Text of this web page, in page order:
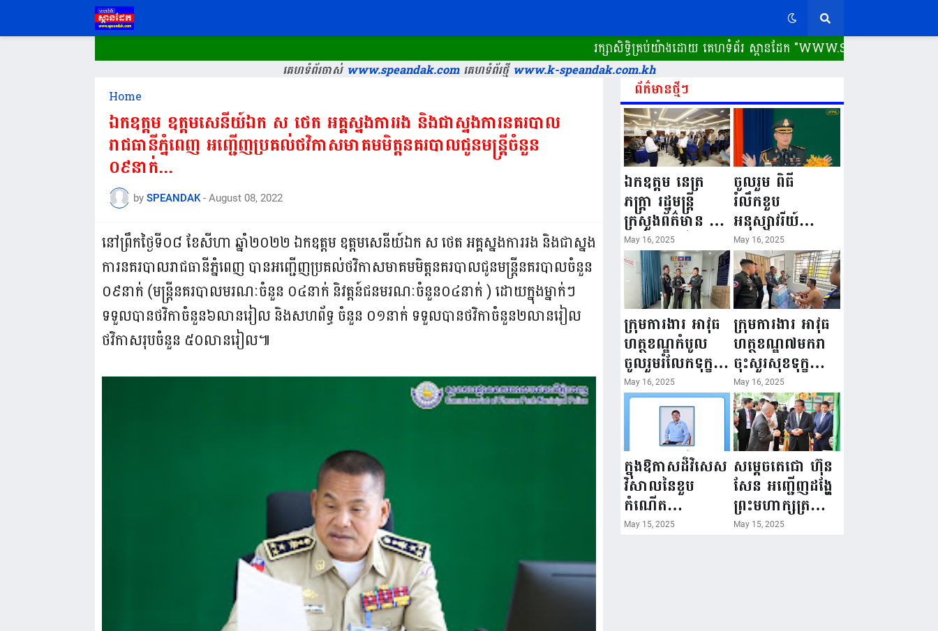
រក្សាសិទ្ធិគ្រប់យ៉ាងដោយ គេហទំព័រ ស្ពានដែក​
គេហទំព័រចាស់www.speandak.comគេហទំព័រថ្មីwww.k-speandak.com.kh
Home
ឯកឧត្តម ឧត្តមសេនីយ៍ឯក ស ថេត អគ្គស្នងការរង និងជាស្នងការនគរបាល
រាជធានីភ្នំពេញ​ អញ្ជើញប្រគល់ថវិកាសមាគមមិត្តនគរបាលជូនមន្ត្រីចំនួន​
០៩នាក់​...
by SPEANDAK - August 08, 2022
នៅព្រឹកថ្ងៃទី០៨ ខែសីហា ឆ្នាំ២០២២ ឯកឧត្តម ឧត្តមសេនីយ៍ឯក ស ថេត អគ្គស្នងការរង និងជាស្នង
ការនគរបាលរាជធានីភ្នំពេញ បានអញ្ជើញប្រគល់ថវិកាសមាគមមិត្តនគរបាលជូនមន្ត្រីនគរបាលចំនួន​
០៩នាក់​ (មន្ត្រីនគរបាលមរណៈចំនួន ០៤នាក់ និវត្តន៍ជនមរណៈចំនួន០៤នាក់ ) ដោយក្នុងម្នាក់ៗ
ទទួលបាន​ថវិកាចំនួន​៦លានរៀល និងសហព័ទ្ធ ចំនួន ០១នាក់ ​ទទួលបាន​ថវិកាចំនួន​២លានរៀល
ថវិកាសរុបចំនួន ៥០លានរៀល​៕
ព័ត៌មានថ្មីៗ
ឯកឧត្តម នេត្រ
ភក្ត្រា រដ្ឋមន្ត្រី
ក្រសួងព័ត៌មាន នៅ
រសៀលថ្ងៃទី១៦ ខែ
ឧសភា
ឆ្នាំ២០២៥នេះ
បានអញ្ជើញចុះធ្វើ
ជំរឿនថ្នាក់ដឹកនាំ
មន្ត្រីរាជការស៉ីវិល
នៃក្រសួងព័ត៌មាន...
May 16, 2025
ចូលរួម ពិធី
រំលឹកខួប
អនុស្សាវរីយ៍
លើកទី៨០ ថ្ងៃ
កំណើតនគរបាល
ជាតិកម្ពុជា “១៦
ឧសភា ១៩៤៥ ~
១៦ ឧសភា
២០២៥”...
May 16, 2025
ក្រុមការងារ អាវុធ
ហត្ថខណ្ឌកំបូល
ចូលរួមរំលែកទុក្ខ
ដល់គ្រួសារ
សមាជិក ដែល
ឪពុកក្មេករបស់
លោកទទួលមរណៈ
ភាព!
May 16, 2025
ក្រុមការងារ អាវុធ
ហត្ថខណ្ឌ៧មករា
ចុះសួរសុខទុក្ខ
សមាជិក ដែលជួប
គ្រោះថ្នាក់
ចរាចរណ៍ កំពុង
សម្រាកព្យាបាល
នៅមន្ទីរពេទ្យ!
May 16, 2025
ក្នុងឱកាសដ៏វិសេស
វិសាលនៃខួប
កំណើត
គម្រប់ខួប៤៤
May 15, 2025
សម្តេចតេជោ ហ៊ុន
សែន អញ្ជើញដង្ហែ
ព្រះមហាក្សត្រ
យាងទតការតាំង
May 15, 2025